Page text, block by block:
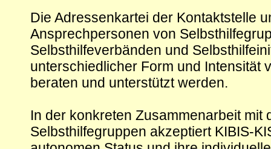
Die Adressenkartei der Kontaktstelle
Ansprechpersonen von
Selbsthilfeverbänden und
unterschiedlicher Form und Intensität
beraten und unterstützt werden.
In der konkreten Zusammenarbeit mit
Selbsthilfegruppen akzeptiert KIBIS-